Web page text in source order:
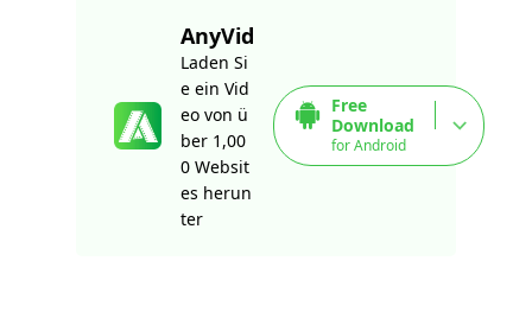
AnyVid
Laden Si
e ein Vid
eo von ü
ber 1,00
0 Websit
es herun
ter
Free
Download
for Android